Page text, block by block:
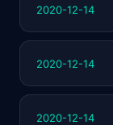
2020-12-14
2020-12-14
2020-12-14